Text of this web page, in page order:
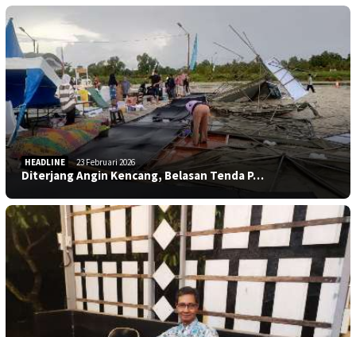
HEADLINE 23 Februari 2026
Diterjang Angin Kencang, Belasan Tenda P…